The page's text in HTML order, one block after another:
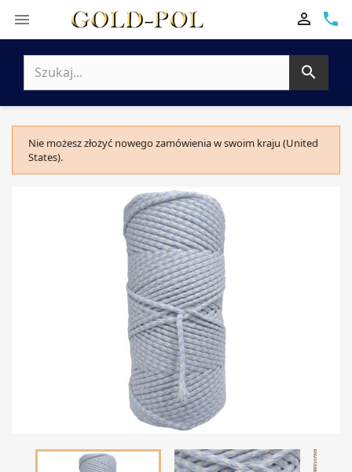
 phone


Nie możesz złożyć nowego zamówienia w swoim kraju (United
States).